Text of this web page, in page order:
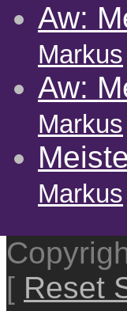
Aw:
Markus
Aw:
Markus
Markus
[ Reset